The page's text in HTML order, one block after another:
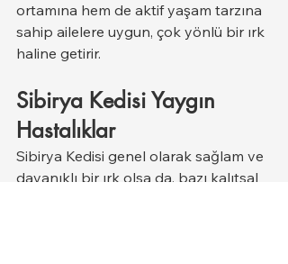
ortamına hem de aktif yaşam tarzına
sahip ailelere uygun, çok yönlü bir ırk
haline getirir.
Sibirya Kedisi Yaygın
Hastalıklar
Sibirya Kedisi genel olarak sağlam ve
dayanıklı bir ırk olsa da, bazı kalıtsal